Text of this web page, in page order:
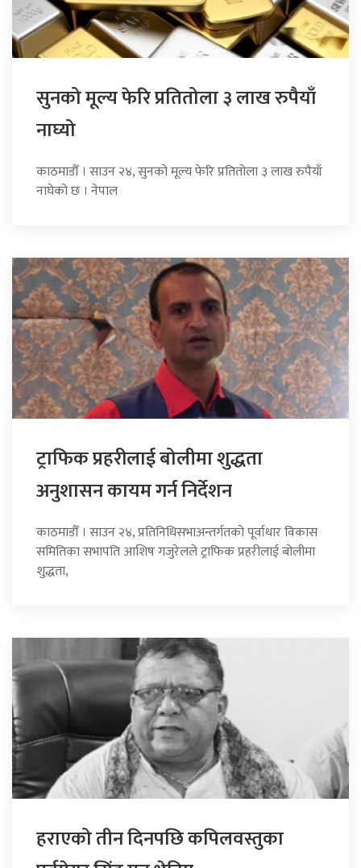
सुनको मूल्य फेरि प्रतितोला ३ लाख रुपैयाँ
नाघ्यो
काठमाडौँ । साउन २४, सुनको मूल्य फेरि प्रतितोला ३ लाख रुपैयाँ
नाघेको छ । नेपाल
ट्राफिक प्रहरीलाई बोलीमा शुद्धता
अनुशासन कायम गर्न निर्देशन
काठमाडौँ । साउन २४, प्रतिनिधिसभाअन्तर्गतको पूर्वाधार विकास
समितिका सभापति आशिष गजुरेलले ट्राफिक प्रहरीलाई बोलीमा
शुद्धता,
हराएको तीन दिनपछि कपिलवस्तुका